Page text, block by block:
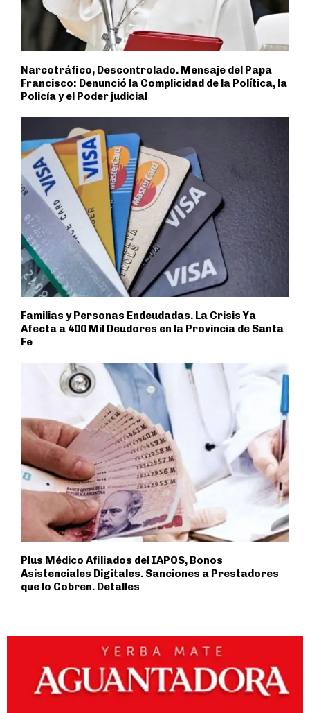
Narcotráfico, Descontrolado. Mensaje del Papa
Francisco: Denunció la Complicidad de la Política, la
Policía y el Poder judicial
Familias y Personas Endeudadas. La Crisis Ya
Afecta a 400 Mil Deudores en la Provincia de Santa
Fe
Plus Médico Afiliados del IAPOS, Bonos
Asistenciales Digitales. Sanciones a Prestadores
que lo Cobren. Detalles